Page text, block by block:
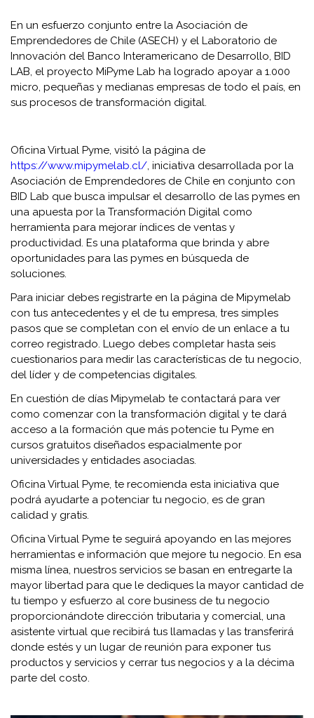
En un esfuerzo conjunto entre la Asociación de
Emprendedores de Chile (ASECH) y el Laboratorio de
Innovación del Banco Interamericano de Desarrollo, BID
LAB, el proyecto MiPyme Lab ha logrado apoyar a 1.000
micro, pequeñas y medianas empresas de todo el país, en
sus procesos de transformación digital.
Oficina Virtual Pyme, visitó la página de
https://www.mipymelab.cl/, iniciativa desarrollada por la
Asociación de Emprendedores de Chile en conjunto con
BID Lab que busca impulsar el desarrollo de las pymes en
una apuesta por la Transformación Digital como
herramienta para mejorar índices de ventas y
productividad. Es una plataforma que brinda y abre
oportunidades para las pymes en búsqueda de
soluciones.
Para iniciar debes registrarte en la página de Mipymelab
con tus antecedentes y el de tu empresa, tres simples
pasos que se completan con el envío de un enlace a tu
correo registrado. Luego debes completar hasta seis
cuestionarios para medir las características de tu negocio,
del líder y de competencias digitales.
En cuestión de días Mipymelab te contactará para ver
como comenzar con la transformación digital y te dará
acceso a la formación que más potencie tu Pyme en
cursos gratuitos diseñados espacialmente por
universidades y entidades asociadas.
Oficina Virtual Pyme, te recomienda esta iniciativa que
podrá ayudarte a potenciar tu negocio, es de gran
calidad y gratis.
Oficina Virtual Pyme te seguirá apoyando en las mejores
herramientas e información que mejore tu negocio. En esa
misma línea, nuestros servicios se basan en entregarte la
mayor libertad para que le dediques la mayor cantidad de
tu tiempo y esfuerzo al core business de tu negocio
proporcionándote dirección tributaria y comercial, una
asistente virtual que recibirá tus llamadas y las transferirá
donde estés y un lugar de reunión para exponer tus
productos y servicios y cerrar tus negocios y a la décima
parte del costo.